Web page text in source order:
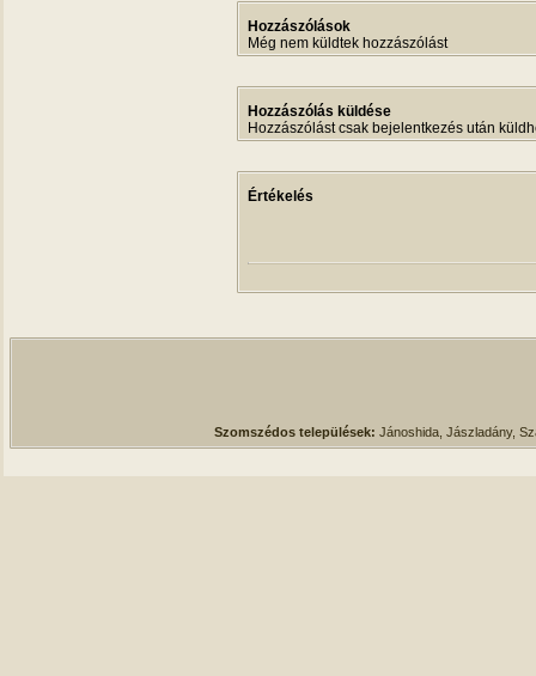
Hozzászólások
Még nem küldtek hozzászólást
Hozzászólás küldése
Hozzászólást csak bejelentkezés után
Értékelés
Szomszédos települések: Jánoshida, Jászladány,